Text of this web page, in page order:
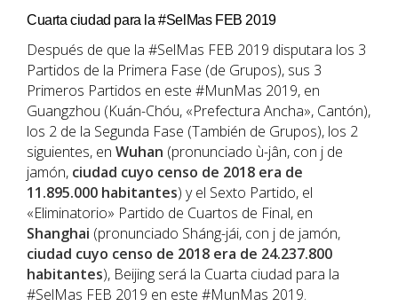
Cuarta ciudad para la #SelMas FEB 2019
Después de que la #SelMas FEB 2019 disputara los 3
Partidos de la Primera Fase (de Grupos), sus 3
Primeros Partidos en este #MunMas 2019, en
Guangzhou (Kuán-Chóu, «Prefectura Ancha», Cantón),
los 2 de la Segunda Fase (También de Grupos), los 2
siguientes, en Wuhan (pronunciado ù-jân, con j de
jamón, ciudad cuyo censo de 2018 era de
11.895.000 habitantes) y el Sexto Partido, el
«Eliminatorio» Partido de Cuartos de Final, en
Shanghai (pronunciado Sháng-jái, con j de jamón,
ciudad cuyo censo de 2018 era de 24.237.800
habitantes), Beijing será la Cuarta ciudad para la
#SelMas FEB 2019 en este #MunMas 2019.